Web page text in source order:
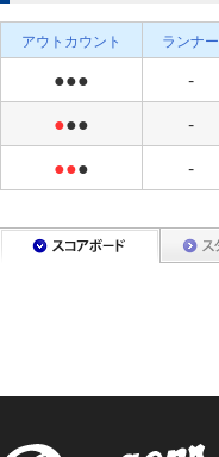
アウトカウント ランナー
●●● -
●●● -
●●● -